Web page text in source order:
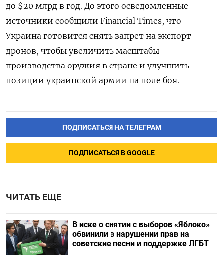
до $20 млрд в год. До этого осведомленные
источники сообщили Financial Times, что
Украина готовится снять запрет на экспорт
дронов, чтобы увеличить масштабы
производства оружия в стране и улучшить
позиции украинской армии на поле боя.
ПОДПИСАТЬСЯ НА ТЕЛЕГРАМ
ПОДПИСАТЬСЯ В GOOGLE
ЧИТАТЬ ЕЩЕ
В иске о снятии с выборов «Яблоко»
обвинили в нарушении прав на
советские песни и поддержке ЛГБТ